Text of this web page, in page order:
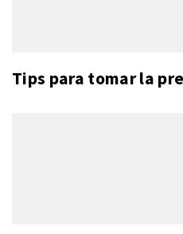
Tips para tomar la